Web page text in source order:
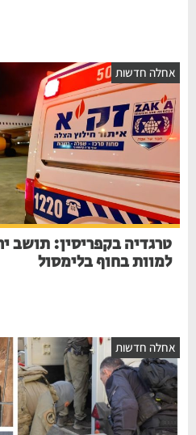
חדשות
למוות בחוף בלימסול
חדשות